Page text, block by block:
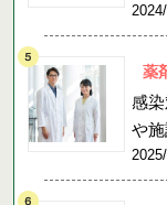
薬
感
や